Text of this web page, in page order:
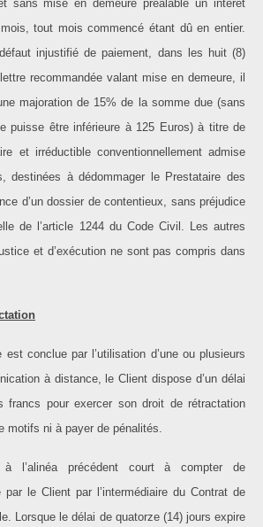
sans mise en demeure préalable un intérêt
tout mois commencé étant dû en entier.
injustifié de paiement, dans les huit (8)
recommandée valant mise en demeure, il
majoration de 15% de la somme due (sans
puisse être inférieure à 125 Euros) à titre de
et irréductible conventionnellement admise
destinées à dédommager le Prestataire des
d’un dossier de contentieux, sans préjudice
de l’article 1244 du Code Civil. Les autres
et d’exécution ne sont pas compris dans
est conclue par l’utilisation d’une ou plusieurs
à distance, le Client dispose d’un délai
francs pour exercer son droit de rétractation
motifs ni à payer de pénalités.
à l’alinéa précédent court à compter de
par le Client par l’intermédiaire du Contrat de
Lorsque le délai de quatorze (14) jours expire